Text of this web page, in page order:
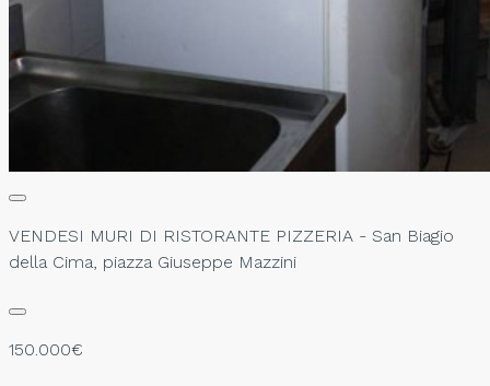
VENDESI MURI DI RISTORANTE PIZZERIA - San Biagio
della Cima, piazza Giuseppe Mazzini
150.000€